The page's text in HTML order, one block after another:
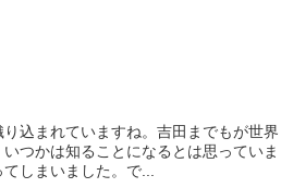
込まれていますね。吉田までもが世界
つかは知ることになるとは思っていま
しまいました。で...